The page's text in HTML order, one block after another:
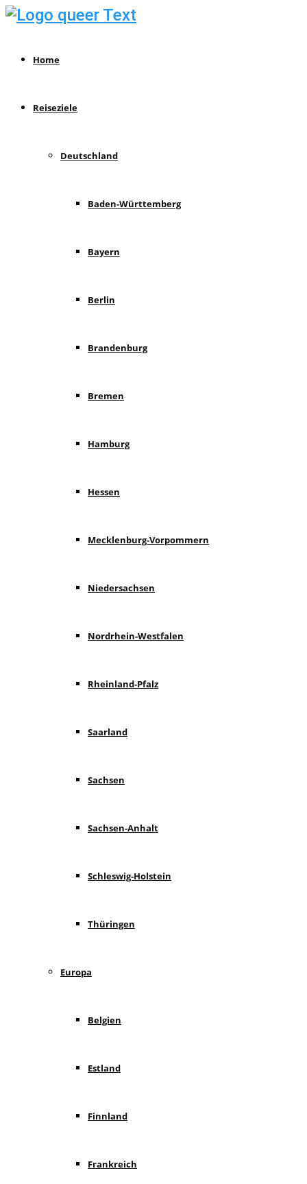
Home
Reiseziele
Deutschland
Baden-Württemberg
Bayern
Berlin
Brandenburg
Bremen
Hamburg
Hessen
Mecklenburg-Vorpommern
Niedersachsen
Nordrhein-Westfalen
Rheinland-Pfalz
Saarland
Sachsen
Sachsen-Anhalt
Schleswig-Holstein
Thüringen
Europa
Belgien
Estland
Finnland
Frankreich